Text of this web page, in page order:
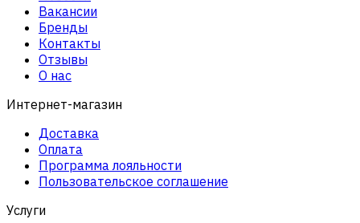
Вакансии
Бренды
Контакты
Отзывы
О нас
Интернет-магазин
Доставка
Оплата
Программа лояльности
Пользовательское соглашение
Услуги